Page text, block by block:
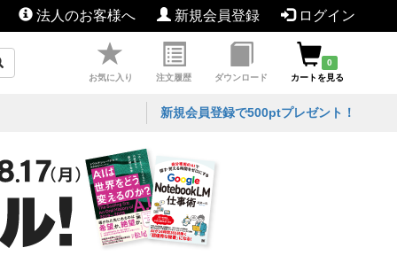
法人のお客様へ 新規会員登録 ログイン
お気に入り 注文履歴 ダウンロード
0
カートを見る
新規会員登録で500ptプレゼント！